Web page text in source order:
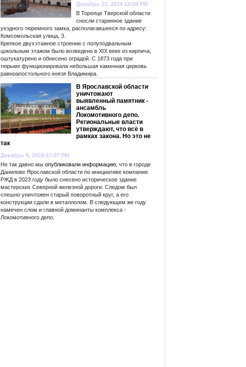
Декабрь 23, 2024 12:59 PM
В Торопце Тверской области
сносли старинное здание
уездного тюремного замка, располагавшееся по адресу:
Комсомольская улица, 3.
Крепкое двухэтажное строение с полуподвальным
цокольным этажом было возведено в XIX веке из кирпича,
оштукатурено и обнесено оградой. С 1873 года при
тюрьме функционировала небольшая каменная церковь
равноапостольного князя Владимира.
В Ярославской области
уничтожают
выявленный памятник -
ансамбль
Локомотивного депо.
Региональные власти
утверждают, что всё в
рамках закона. Но это не
так
Декабрь 9, 2024 07:07 PM
Не так давно мы опубликовали информацию , что в городе
Данилове Ярославской области по инициативе компании
РЖД в 2023 году было снесено историческое здание
мастерских Северной железной дороги. Следом был
спешно уничтожен старый поворотный круг, а его
конструкции сдали в металлолом. В следующем же году
намечен слом и главной доминанты комплекса -
Локомотивного депо.